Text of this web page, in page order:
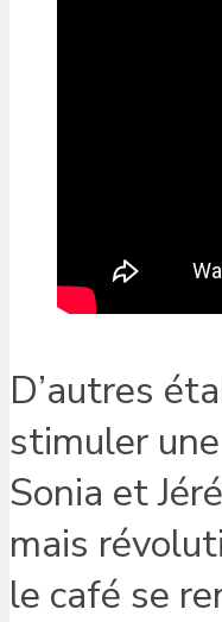
D’autres
stimuler
Sonia et
mais
le café se